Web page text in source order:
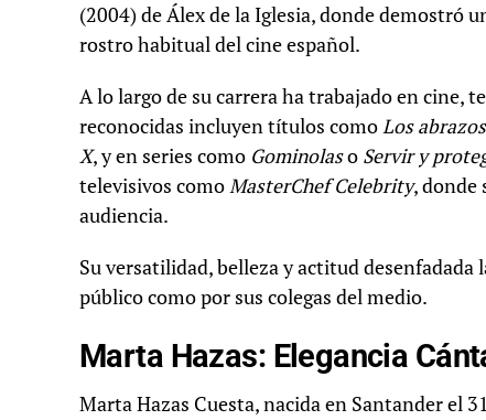
(2004) de Álex de la Iglesia, donde demostró
rostro habitual del cine español.
A lo largo de su carrera ha trabajado en cine,
reconocidas incluyen títulos comoLos
X, y en series como Gominolaso Servir y
televisivos comoMasterChef Celebrity, donde
audiencia.
Su versatilidad, belleza y actitud
público como por sus colegas del medio.
Marta Hazas: Elegancia
Marta Hazas Cuesta, nacida en Santander el